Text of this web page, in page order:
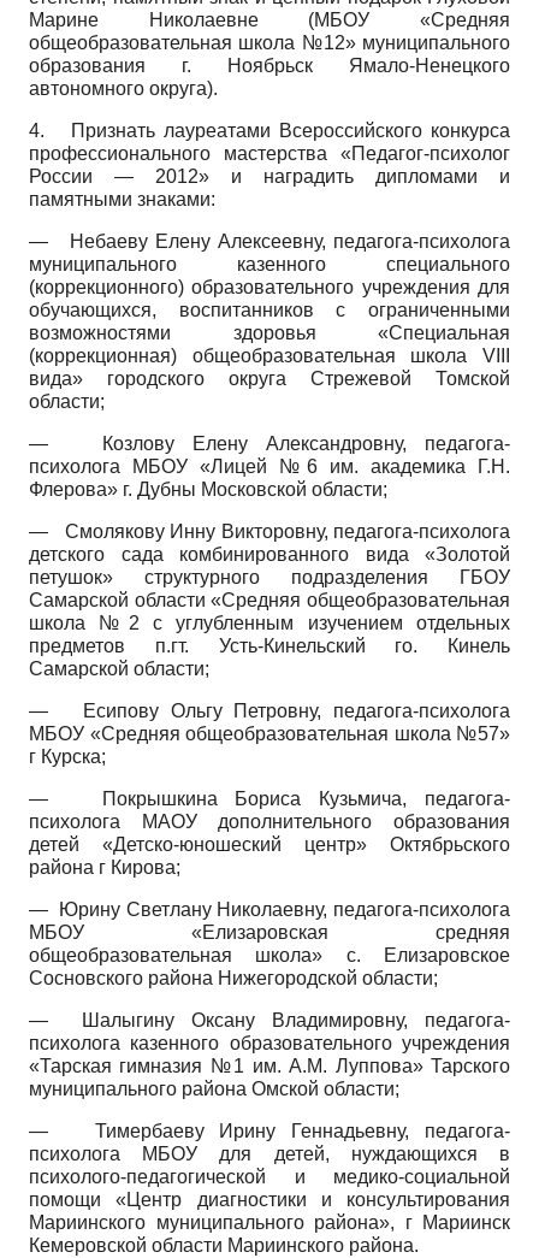
Марине Николаевне (МБОУ «Средняя
общеобразовательная школа №12» муниципального
образования г. Ноябрьск Ямало-Ненецкого
автономного округа).
4.
Признать лауреатами Всероссийского конкурса
профессионального мастерства «Педагог-психолог
России — 2012» и наградить дипломами и
памятными знаками:
—
Небаеву Елену Алексеевну, педагога-психолога
муниципального казенного специального
(коррекционного) образовательного учреждения для
обучающихся, воспитанников с ограниченными
возможностями здоровья «Специальная
(коррекционная) общеобразовательная школа VIII
вида» городского округа Стрежевой Томской
области;
—
Козлову Елену Александровну, педагога-
психолога МБОУ «Лицей №6 им. академика Г.Н.
Флерова» г. Дубны Московской области;
— Смолякову Инну Викторовну, педагога-психолога
детского сада комбинированного вида «Золотой
петушок» структурного подразделения ГБОУ
Самарской области «Средняя общеобразовательная
школа №2 с углубленным изучением отдельных
предметов п.гт. Усть-Кинельский го. Кинель
Самарской области;
—
Есипову Ольгу Петровну, педагога-психолога
МБОУ «Средняя общеобразовательная школа №57»
г Курска;
—
Покрышкина Бориса Кузьмича, педагога-
психолога МАОУ дополнительного образования
детей «Детско-юношеский центр» Октябрьского
района г Кирова;
—
Юрину Светлану Николаевну, педагога-психолога
МБОУ «Елизаровская средняя
общеобразовательная школа» с. Елизаровское
Сосновского района Нижегородской области;
—
Шалыгину Оксану Владимировну, педагога-
психолога казенного образовательного учреждения
«Тарс­кая гимназия №1 им. А.М. Луппова» Тарского
муниципального района Омской области;
— Тимербаеву Ирину Геннадьевну, педагога-
психолога МБОУ для детей, нуждающихся в
психолого-педагогической и медико-социальной
помощи «Центр диагностики и консультирования
Мариинского муниципального района», г Мариинск
Кемеровской области Мариинского района.